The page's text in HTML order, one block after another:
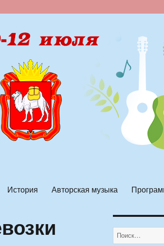
История Авторская музыка
Искать: